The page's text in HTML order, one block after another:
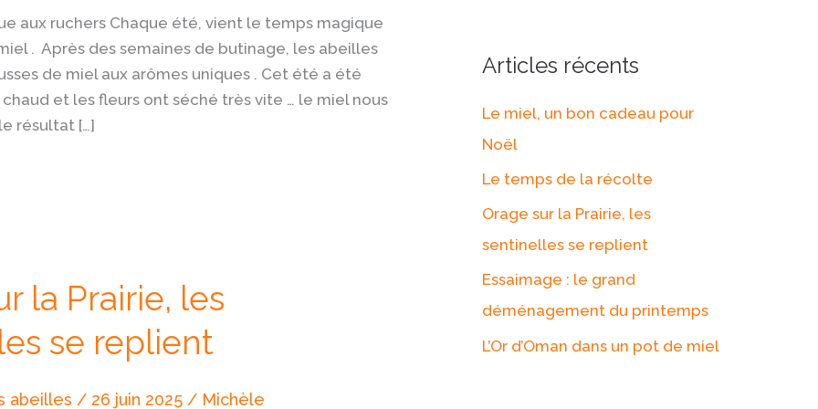
aux ruchers Chaque été, vient le temps magique
. Après des semaines de butinage, les abeilles
de miel aux arômes uniques . Cet été a été
et les fleurs ont séché très vite … le miel nous
résultat […]
la Prairie, les
se replient
abeilles / 26 juin 2025 / Michèle
e
c
h
e
r
:
Articles récents
Le miel, un bon cadeau pour
Noël
Le temps de la récolte
Orage sur la Prairie, les
sentinelles se replient
Essaimage : le grand
déménagement du printemps
L’Or d’Oman dans un pot de miel